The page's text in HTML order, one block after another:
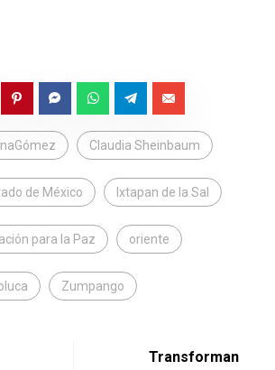
Claudia Sheinbaum
de México Ixtapan de la Sal
para la Paz oriente
Zumpango
Transforman